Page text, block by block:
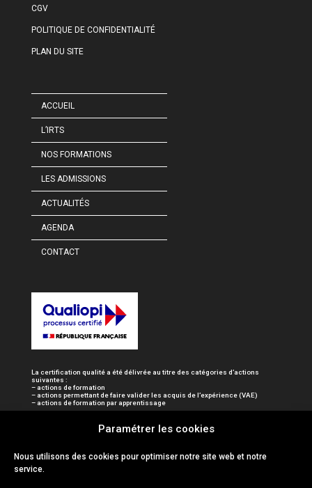
Paramétrer les cookies
Nous utilisons des cookies pour optimiser notre site web et notre
service.
CGV
POLITIQUE DE CONFIDENTIALITÉ
PLAN DU SITE
ACCUEIL
L’IRTS
NOS FORMATIONS
LES ADMISSIONS
ACTUALITÉS
AGENDA
CONTACT
La certification qualité a été délivrée au titre des catégories d’actions
suivantes :
– actions de formation
– actions permettant de faire valider les acquis de l’expérience (VAE)
– actions de formation par apprentissage